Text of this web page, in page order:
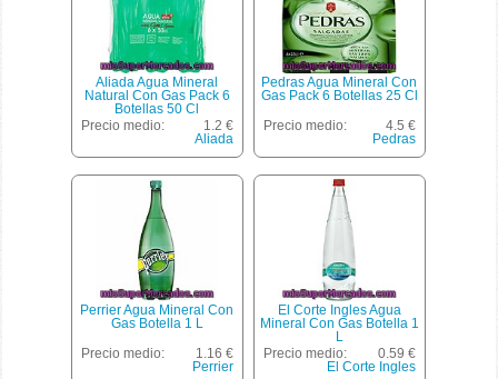
Aliada Agua Mineral
Natural Con Gas Pack 6
Botellas 50 Cl
Precio medio:
1.2 €
Aliada
Pedras Agua Mineral Con
Gas Pack 6 Botellas 25 Cl
Precio medio:
4.5 €
Pedras
Perrier Agua Mineral Con
Gas Botella 1 L
Precio medio:
1.16 €
Perrier
El Corte Ingles Agua
Mineral Con Gas Botella 1
L
Precio medio:
0.59 €
El Corte Ingles